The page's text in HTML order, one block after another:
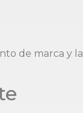
de marca y la